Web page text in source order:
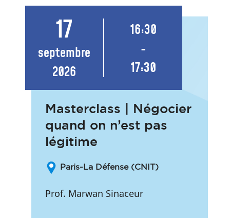
17
septembre
2026
16:30
-
17:30
Masterclass | Négocier
quand on n’est pas
légitime
Paris-La Défense (CNIT)
Prof. Marwan Sinaceur